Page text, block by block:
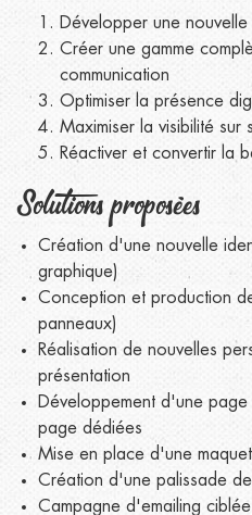
Développer une
Créer une gamme
communication
Optimiser la présence
Maximiser la visibilité sur
Réactiver et convertir la
Solutions proposées
Création d'une nouvelle
graphique)
Conception et production
panneaux)
Réalisation de nouvelles
présentation
Développement d'une
page dédiées
Mise en place d'une
Création d'une palissade
Campagne d'emailing ciblée